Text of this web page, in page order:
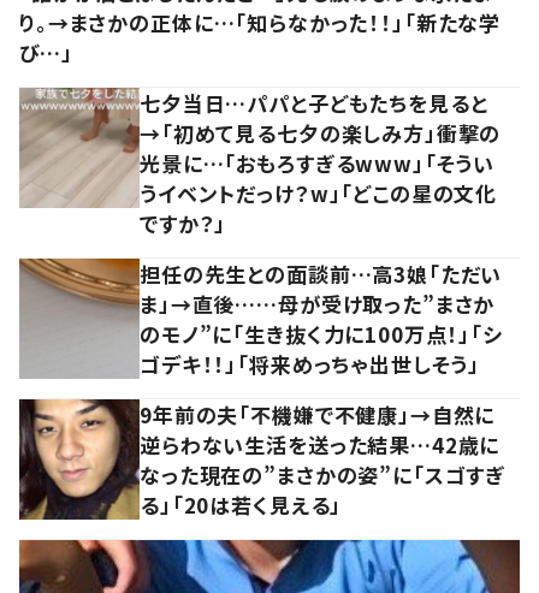
り。→まさかの正体に…「知らなかった！！」「新たな学
び…」
七夕当日…パパと子どもたちを見ると
→「初めて見る七夕の楽しみ方」衝撃の
光景に…「おもろすぎるwww」「そうい
うイベントだっけ？w」「どこの星の文化
ですか？」
担任の先生との面談前…高3娘「ただい
ま」→直後……母が受け取った”まさか
のモノ”に「生き抜く力に100万点！」「シ
ゴデキ！！」「将来めっちゃ出世しそう」
9年前の夫「不機嫌で不健康」→自然に
逆らわない生活を送った結果…42歳に
なった現在の”まさかの姿”に「スゴすぎ
る」「20は若く見える」